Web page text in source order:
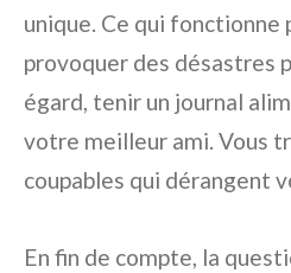
unique. Ce qui fonctionne
provoquer des désastres
égard, tenir un journal
votre meilleur ami. Vous
coupables qui dérangent
En fin de compte, la